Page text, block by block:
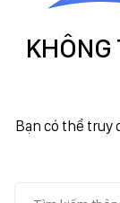
Bạn có thể truy